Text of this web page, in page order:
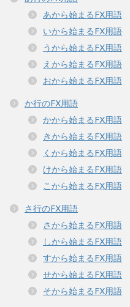
あから始まるFX用語
いから始まるFX用語
うから始まるFX用語
えから始まるFX用語
おから始まるFX用語
か行のFX用語
かから始まるFX用語
きから始まるFX用語
くから始まるFX用語
けから始まるFX用語
こから始まるFX用語
さ行のFX用語
さから始まるFX用語
しから始まるFX用語
すから始まるFX用語
せから始まるFX用語
そから始まるFX用語